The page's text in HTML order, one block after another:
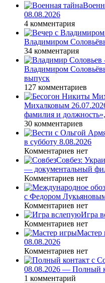
08.08.2026
4 комментария
Владимиром
34 комментария
Владимиром
выпуск
127 комментариев
Михалковым
фамилия и
30 комментариев
в субботу 8.08.2026
Комментариев нет
Совбез:
— документальный
Комментариев нет
с Федором
Комментариев нет
Игра
Комментариев нет
Мастер
08.08.2026
Комментариев нет
08.08.2026 — Полный
1 комментарий